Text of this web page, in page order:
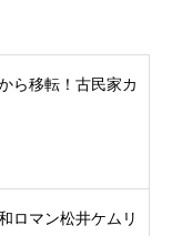
ら移転！古民家カ
ロマン松井ケムリ